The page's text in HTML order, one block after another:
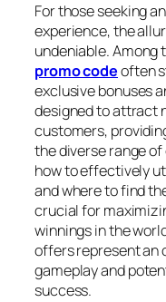
For those seeking
experience, the
undeniable. Among
promo codeoften
exclusive bonuses
designed to attract
customers,
the diverse range
how to effectively
and where to find
crucial for
winnings in the
offers represent an
gameplay and
success.